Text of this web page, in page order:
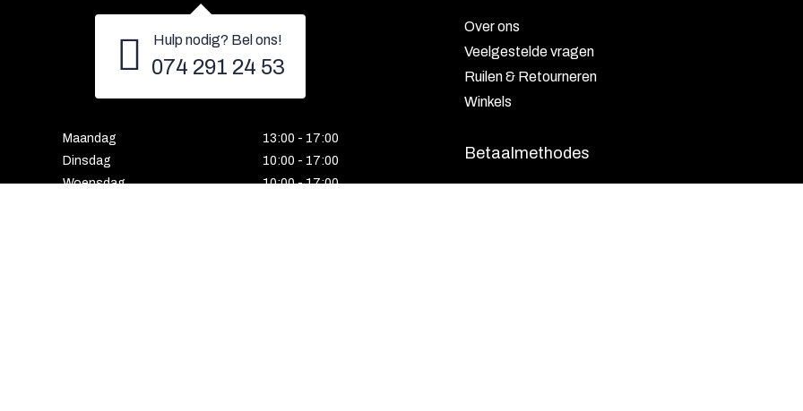
Hulp nodig? Bel ons!
074 291 24 53
Maandag
13:00 - 17:00
Dinsdag
10:00 - 17:00
Woensdag
10:00 - 17:00
Over ons
Veelgestelde vragen
Ruilen & Retourneren
Winkels
Betaalmethodes